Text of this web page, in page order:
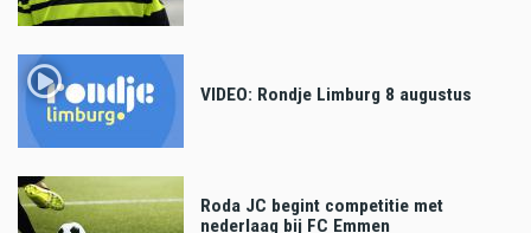
VIDEO: Rondje Limburg 8 augustus
Roda JC begint competitie met
nederlaag bij FC Emmen